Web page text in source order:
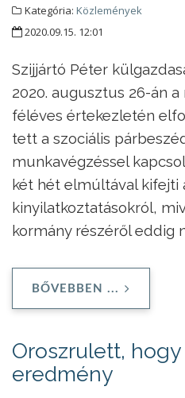
Kategória: Közlemények
2020.09.15. 12:01
Szijjártó Péter
2020. augusztus 26-án
féléves értekezletén
tett a szociális
munkavégzéssel
két hét elmúltával kifejti
kinyilatkoztatásokról,
kormány részéről eddig
BŐVEBBEN ...
Oroszrulett,
eredmény